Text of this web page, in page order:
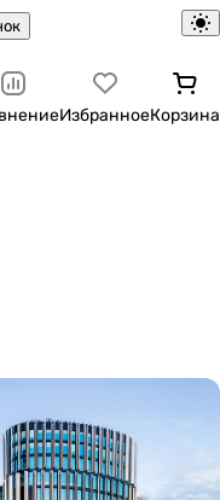
ИзбранноеКорзина